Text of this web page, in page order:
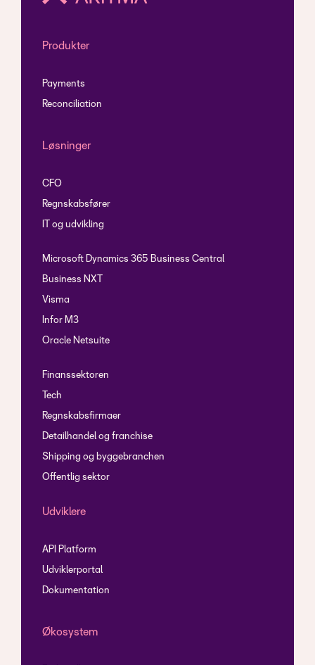
Produkter
Payments
Reconciliation
Løsninger
CFO
Regnskabsfører
IT og udvikling
Microsoft Dynamics 365 Business Central
Business NXT
Visma
Infor M3
Oracle Netsuite
Finanssektoren
Tech
Regnskabsfirmaer
Detailhandel og franchise
Shipping og byggebranchen
Offentlig sektor
Udviklere
API Platform
Udviklerportal
Dokumentation
Økosystem